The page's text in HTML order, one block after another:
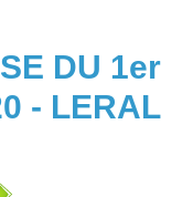
DU 1er
- LERAL